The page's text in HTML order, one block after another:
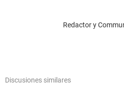
Redactor y
Discusiones similares